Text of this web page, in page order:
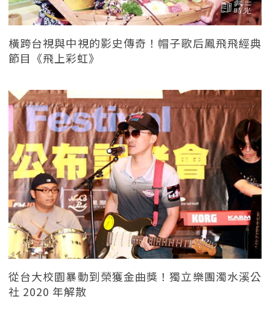
橫跨台視與中視的影史傳奇！帽子歌后鳳飛飛經典
節目《飛上彩虹》
從台大校園暴動到榮獲金曲獎！獨立樂團濁水溪公
社 2020 年解散